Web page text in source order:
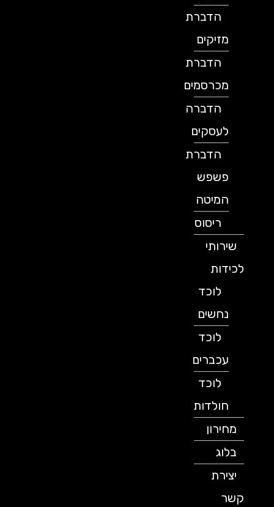
הדברת
מזיקים
הדברת
מכרסמים
הדברה
לעסקים
הדברת
פשפש
המיטה
ריסוס
שירותי
לכידות
לוכד
נחשים
לוכד
עכברים
לוכד
חולדות
מחירון
בלוג
יצירת
קשר